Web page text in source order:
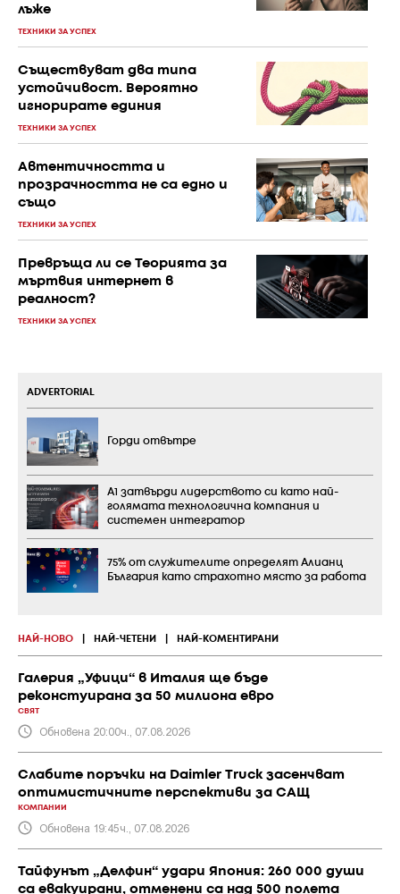
лъже
ТЕХНИКИ ЗА УСПЕХ
Съществуват два типа
устойчивост. Вероятно
игнорирате единия
ТЕХНИКИ ЗА УСПЕХ
Автентичността и
прозрачността не са едно и
също
ТЕХНИКИ ЗА УСПЕХ
Превръща ли се Теорията за
мъртвия интернет в
реалност?
ТЕХНИКИ ЗА УСПЕХ
НАЙ-НОВО НАЙ-ЧЕТЕНИ НАЙ-КОМЕНТИРАНИ
Галерия „Уфици“ в Италия ще бъде
реконстуирана за 50 милиона евро
СВЯТ
Обновена 20:00ч., 07.08.2026
Слабите поръчки на Daimler Truck засенчват
оптимистичните перспективи за САЩ
КОМПАНИИ
Обновена 19:45ч., 07.08.2026
Тайфунът „Делфин“ удари Япония: 260 000 души
са евакуирани, отменени са над 500 полета
ADVERTORIAL
Горди отвътре
А1 затвърди лидерството си като най-
голямата технологична компания и
системен интегратор
75% от служителите определят Алианц
България като страхотно място за работа